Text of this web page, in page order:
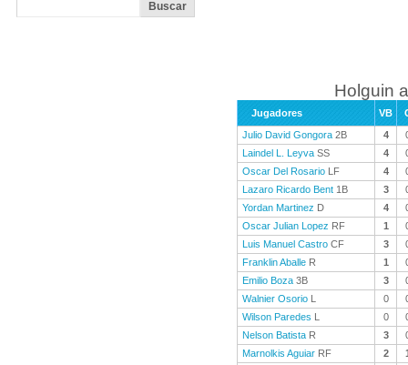
Holguin
Jugadores VB
Julio David Gongora 2B 4
Laindel L. Leyva SS 4
Oscar Del Rosario LF 4
Lazaro Ricardo Bent 1B 3
Yordan Martinez D 4
Oscar Julian Lopez RF 1
Luis Manuel Castro CF 3
Franklin Aballe R 1
Emilio Boza 3B 3
Walnier Osorio L 0
Wilson Paredes L 0
Nelson Batista R 3
Marnolkis Aguiar RF 2